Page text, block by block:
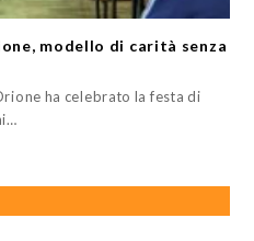
modello di carità senza
ha celebrato la festa di